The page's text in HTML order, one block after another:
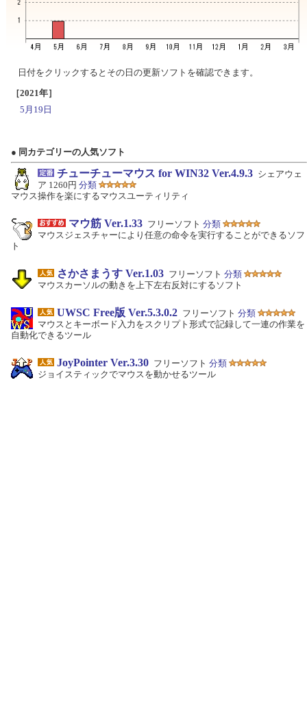
日付をクリックするとその日の更新ソフトを確認できます。
［2021年］
5月19日
● 同カテゴリーの人気ソフト
チューチューマウス for WIN32 Ver.4.9.3 シェアウェ
ア 1260円 分類
マウス操作を楽にするマウスユーティリティ
マウ筋 Ver.1.33 フリーソフト 分類
マウスジェスチャーにより任意の命令を実行することができるソフ
ト
さかさまうす Ver.1.03 フリーソフト 分類
マウスカーソルの動きを上下左右反対にするソフト
UWSC Free版 Ver.5.3.0.2 フリーソフト 分類
マウスとキーボード入力をスクリプト形式で記録して一連の作業を
自動化できるツール
JoyPointer Ver.3.30 フリーソフト 分類
ジョイスティックでマウスを動かせるツール